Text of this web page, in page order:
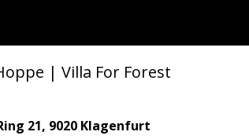
| Villa For Forest
21, 9020 Klagenfurt